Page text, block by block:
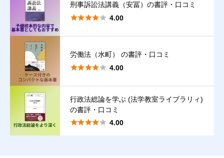
クチコミ投稿の注意点
【禁止事項】
実際の読書（読者）体験に基づかない口コミ、著者・出版社によ
る口コミ。
【違反時の取扱い】
刑事訴訟法講義（安冨）の書評・口コミ
 4.00
労働法（水町） の書評・口コミ
 4.00
行政法総論を学ぶ (法学教室ライブラリィ)
の書評・口コミ
 4.00